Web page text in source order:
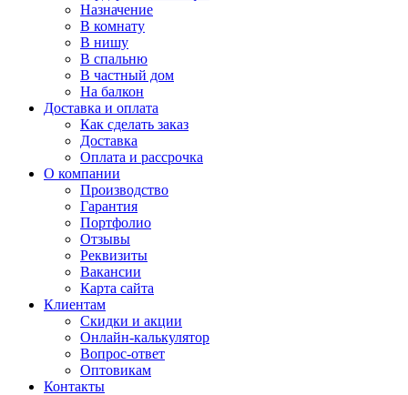
Назначение
В комнату
В нишу
В спальню
В частный дом
На балкон
Доставка и оплата
Как сделать заказ
Доставка
Оплата и рассрочка
О компании
Производство
Гарантия
Портфолио
Отзывы
Реквизиты
Вакансии
Карта сайта
Клиентам
Скидки и акции
Онлайн-калькулятор
Вопрос-ответ
Оптовикам
Контакты